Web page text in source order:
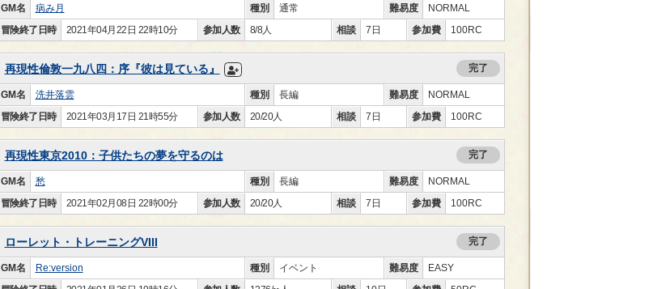
GM名 病み月 種別 通常 難易度
NORMAL
冒険終了日時
2021年04月22日 22時10分 参加人数 8/8人 相談 7日 参加費 100RC
再現性倫敦一九八四：序『彼は見ている』 完了
GM名 洗井落雲 種別 長編 難易度
NORMAL
冒険終了日時
2021年03月17日 21時55分 参加人数 20/20人 相談 7日 参加費 100RC
再現性東京2010：子供たちの夢を守るのは 完了
GM名 愁 種別 長編 難易度
NORMAL
冒険終了日時
2021年02月08日 22時00分 参加人数 20/20人 相談 7日 参加費 100RC
ローレット・トレーニングVIII 完了
GM名 Re:version 種別 イベント 難易度
EASY